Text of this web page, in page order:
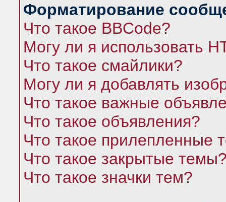
Форматирование
Что такое BBCode?
Могу ли я использовать
Что такое смайлики?
Могу ли я добавлять
Что такое важные
Что такое объявления?
Что такое прилепленные
Что такое закрытые
Что такое значки тем?